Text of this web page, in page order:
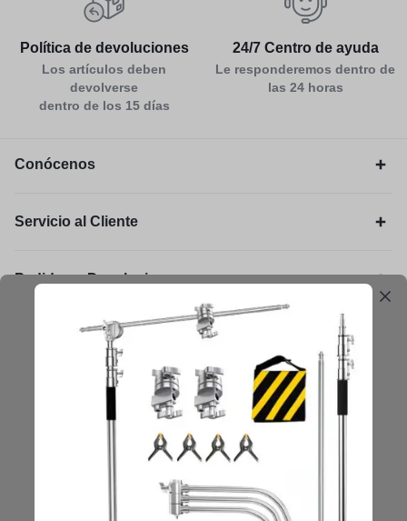
Política de devoluciones
Los artículos deben
devolverse
dentro de los 15 días
24/7 Centro de ayuda
Le responderemos dentro de
las 24 horas
Conócenos
Servicio al Cliente
Pedidos y Devoluciones
Mantengámonos en contacto
Obtenga consejos, sugerencias, actualizaciones y más.
Mantenerse en Contacto